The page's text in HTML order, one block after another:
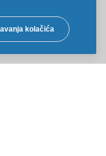
kolačića